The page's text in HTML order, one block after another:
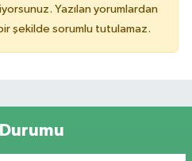
Yazılan yorumlardan
şekilde sorumlu tutulamaz.